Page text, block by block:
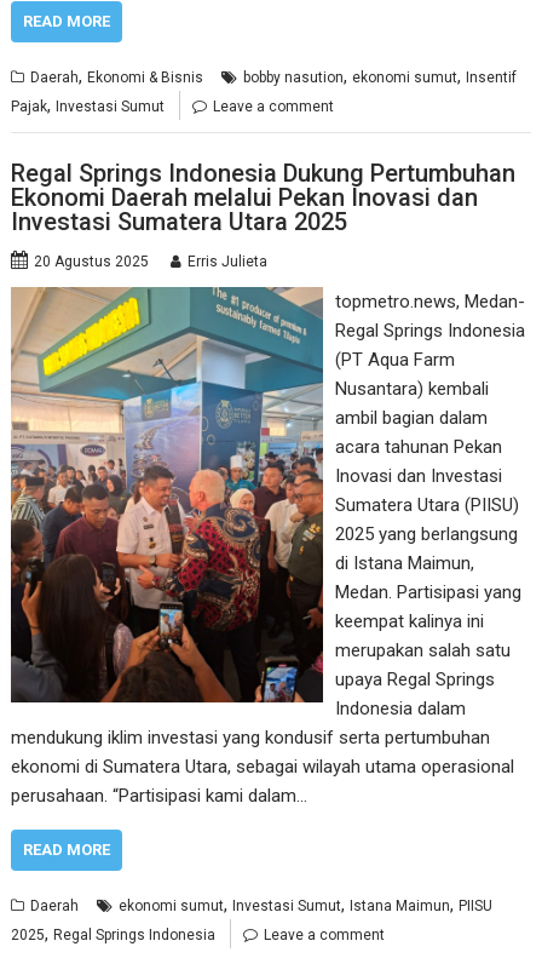
READ MORE
Daerah,Ekonomi & Bisnis bobby nasution, ekonomi sumut,Insentif
Pajak,Investasi Sumut Leave a comment
Regal Springs Indonesia Dukung Pertumbuhan
Ekonomi Daerah melalui Pekan Inovasi dan
Investasi Sumatera Utara 2025
20 Agustus 2025 Erris Julieta
topmetro.news, Medan-
Regal Springs Indonesia
(PT Aqua Farm
Nusantara) kembali
ambil bagian dalam
acara tahunan Pekan
Inovasi dan Investasi
Sumatera Utara (PIISU)
2025 yang berlangsung
di Istana Maimun,
Medan. Partisipasi yang
keempat kalinya ini
merupakan salah satu
upaya Regal Springs
Indonesia dalam
mendukung iklim investasi yang kondusif serta pertumbuhan
ekonomi di Sumatera Utara, sebagai wilayah utama operasional
perusahaan. “Partisipasi kami dalam…
READ MORE
Daerah ekonomi sumut,Investasi Sumut,Istana Maimun,PIISU
2025,Regal Springs Indonesia Leave a comment